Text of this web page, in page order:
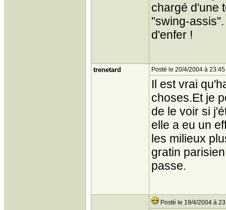
chargé d'une
"swing-
d'enfer !
trenetard Posté le 20/4/2004 à 23:45
Il est vrai
choses.Et je
de le voir si
elle a eu un
les milieux
gratin
passe.
Posté le 19/4/2004 à